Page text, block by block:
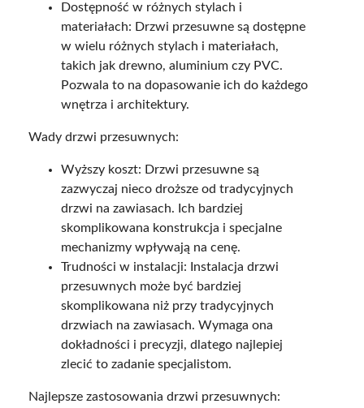
Dostępność w różnych stylach i
materiałach: Drzwi przesuwne są dostępne
w wielu różnych stylach i materiałach,
takich jak drewno, aluminium czy PVC.
Pozwala to na dopasowanie ich do każdego
wnętrza i architektury.
Wady drzwi przesuwnych:
Wyższy koszt: Drzwi przesuwne są
zazwyczaj nieco droższe od tradycyjnych
drzwi na zawiasach. Ich bardziej
skomplikowana konstrukcja i specjalne
mechanizmy wpływają na cenę.
Trudności w instalacji: Instalacja drzwi
przesuwnych może być bardziej
skomplikowana niż przy tradycyjnych
drzwiach na zawiasach. Wymaga ona
dokładności i precyzji, dlatego najlepiej
zlecić to zadanie specjalistom.
Najlepsze zastosowania drzwi przesuwnych: